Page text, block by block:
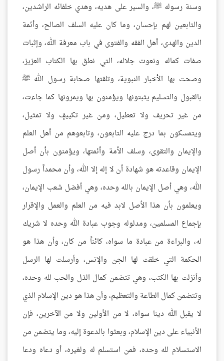
وسنة رسوله ﷺ، والسير على هديه، وهدي خلفائه الراشدين،
والتابعين لهم بإحسان، وما كان عليه السلف الصالح، وأئمة
الدين والهدى، أهل الفقه والفتوى في باب معرفة الله، وإثبات
صفات كماله ونعوت جلاله، التي نطق بها الكتاب العزيز،
وصحت بها الأخبار النبوية، وتلقتها صحابة رسول الله ﷺ
بالقبول والتسليم.يثبتونها ويؤمنون بها ويمرونها كما جاءت،
من غير تحريف ولا تعطيل، ومن غير تكييفٍ ولا تمثيل،
ويتمسكون بما درج عليه التابعون، وتابعوهم من أهل العلم
والإيمان والتقوى، وسلف الأمة وأئمتها، ويؤمنون بأن أصل
الإيمان وقاعدته هو شهادة أن لا إله إلا الله، وأن محمداً رسول
الله، وهي أصل الإيمان بالله وحده، وهي أفضل شعب الإيمان،
ويعلمون بأن هذا الأصل لابد فيه من العلم والعمل والإقرار
بإجماع المسلمين، ومدلوله وجوب عبادة الله وحده لا شريك
له، والبراءة من عبادة ما سواه، كائناً من كان، وأن هذا هو
الحكمة التي خلقت لها الجن والإنس، وأرسلت لها الرسل
وأنزلت بها الكتب، وهي تتضمن كمال الذل والحب لله وحده،
وتتضمن كمال الطاعة والتعظيم، وأن هذا هو دين الإسلام الذي
لا يقبل الله دينا سواه، لا من الأولين ولا من الآخرين، فإن
الأنبياء على دين الإسلام، وبعثوا بالدعوة إليه، وما يتضمن من
الاستسلام لله وحده، فمن استسلم له ولغيره، أو دعاه ودعا